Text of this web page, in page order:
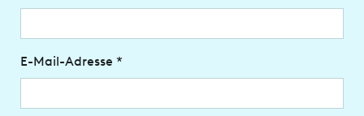
E-Mail-Adresse *